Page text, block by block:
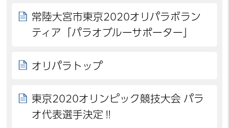
常陸大宮市東京2020オリパラボラン
ティア「パラオブルーサポーター」
オリパラトップ
東京2020オリンピック競技大会 パラ
オ代表選手決定‼